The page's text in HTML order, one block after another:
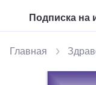
Подписка на
Главная